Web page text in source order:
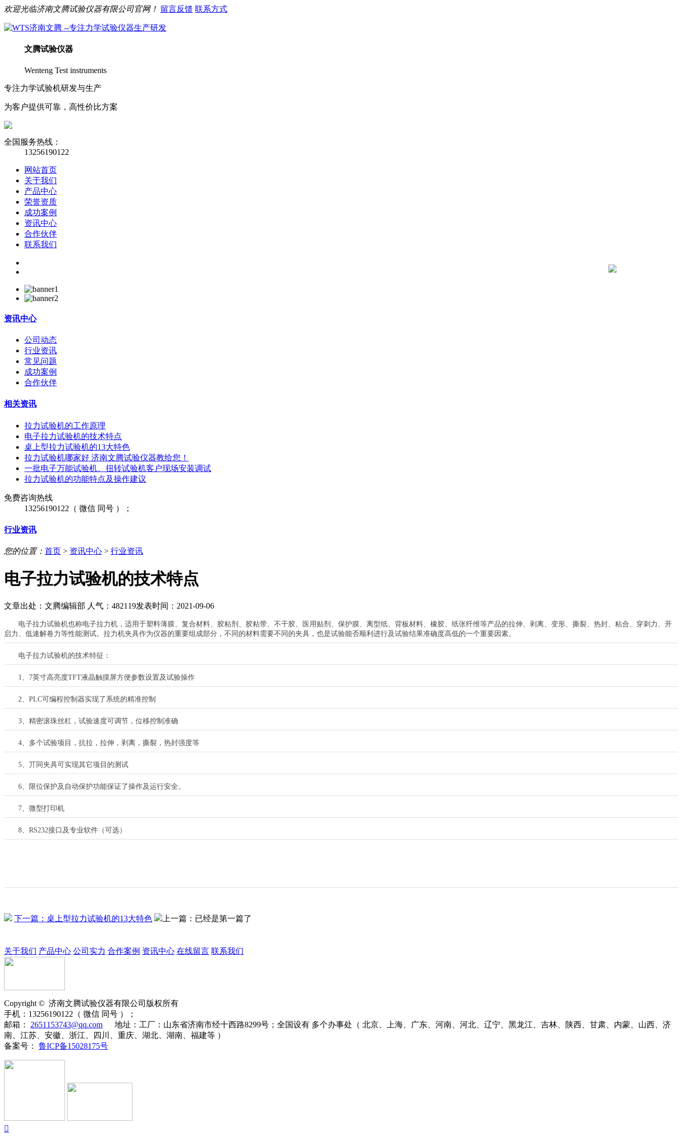
欢迎光临济南文腾试验仪器有限公司官网！ 留言反馈 联系方式
文腾试验仪器
Wenteng Test instruments
专注力学试验机研发与生产
为客户提供可靠，高性价比方案
全国服务热线：
13256190122
网站首页
关于我们
产品中心
荣誉资质
成功案例
资讯中心
合作伙伴
联系我们
资讯中心
公司动态
行业资讯
常见问题
成功案例
合作伙伴
相关资讯
拉力试验机的工作原理
电子拉力试验机的技术特点
桌上型拉力试验机的13大特色
拉力试验机哪家好 济南文腾试验仪器教给您！
一批电子万能试验机、扭转试验机客户现场安装调试
拉力试验机的功能特点及操作建议
免费咨询热线
13256190122（ 微信 同号 ）；
行业资讯
您的位置： 首页 > 资讯中心 > 行业资讯
电子拉力试验机的技术特点
文章出处： 文腾编辑部 人气：482119发表时间：2021-09-06
电子拉力试验机也称电子拉力机，适用于塑料薄膜、复合材料、胶粘剂、胶粘带、不干胶、医用贴剂、保护膜、离型纸、背板材料、橡胶、纸张纤维等产品的拉伸、剥离、变形、撕裂、热封、粘合、穿刺力、开
启力、低速解卷力等性能测试。拉力机夹具作为仪器的重要组成部分，不同的材料需要不同的夹具，也是试验能否顺利进行及试验结果准确度高低的一个重要因素。
电子拉力试验机的技术特征：
1、 7英寸高亮度TFT液晶触摸屏方便参数设置及试验操作
2、 PLC可编程控制器实现了系统的精准控制
3、精密滚珠丝杠，试验速度可调节，位移控制准确
4、多个试验项目，抗拉，拉伸，剥离，撕裂，热封强度等
5、丌同夹具可实现其它项目的测试
6、限位保护及自动保护功能保证了操作及运行安全。
7、微型打印机
8、 RS232接口及专业软件（可选）
下一篇：桌上型拉力试验机的13大特色 上一篇：已经是第一篇了
关于我们 产品中心 公司实力 合作案例 资讯中心 在线留言 联系我们
Copyright © 济南文腾试验仪器有限公司版权所有
手机： 13256190122（ 微信 同号 ）；
邮箱： 2651153743@qq.com 地址： 工厂：山东省济南市经十西路8299号；全国设有 多个办事处（ 北京、上海、广东、河南、河北、辽宁、黑龙江、吉林、陕西、甘肃、内蒙、山西、济
南、江苏、安徽、浙江、四川、重庆、湖北、湖南、福建等 ）
备案号： 鲁ICP备15028175号
